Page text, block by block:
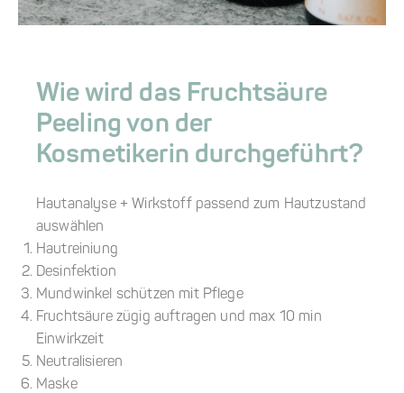
Wie wird das Fruchtsäure
Peeling von der
Kosmetikerin durchgeführt?
Hautanalyse + Wirkstoff passend zum Hautzustand
auswählen
Hautreiniung
Desinfektion
Mundwinkel schützen mit Pflege
Fruchtsäure zügig auftragen und max 10 min
Einwirkzeit
Neutralisieren
Maske